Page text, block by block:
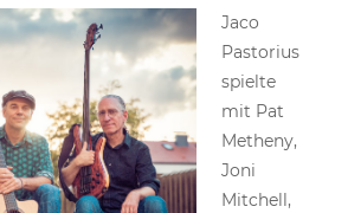
Jaco
Pastorius
spielte
mit Pat
Metheny,
Joni
Mitchell,